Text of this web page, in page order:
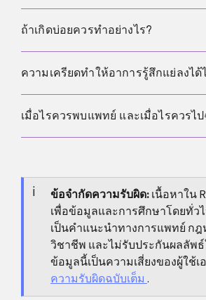
ขึ้นเรื่อย ๆ เป็นสัญญาณที่ควรเข้ารับก
ในรูปแบบชั่วคราวทั่วไปไม่มีข้อบ่งชี้
อื่นร่วมด้วยควรตรวจเพื่อหาสาเหตุที่แ
ถ้าเกิดบ่อยควรทำอย่างไร?
หากเกิดบ่อย เปลี่ยนรูปแบบ หรือรบก
กับการอักเสบหรือภาวะอื่นที่รักษาได้
ความเครียดทำให้อาการรู้สึกแย่ลงได้
ความเครียดอาจทำให้รับรู้ความปวด
เมื่อไรควรพบแพทย์ และเมื่อไรควรไ
อาเจียน บวมเร็ว หรือมีไข้ และควร
นาน ปวดซ้ำ หรืออาการเพิ่มขึ้นแม้พั
ข้อจำกัดความรับผิด:เนื้อหาใน
เพื่อข้อมูลและการศึกษาโดยทั่ว
เป็นคำแนะนำทางการแพทย์ ก
วิชาชีพ และไม่รับประกันผลลัพธ์
ข้อมูลนี้เป็นความเสี่ยงของผู้ใช้เ
ความรับผิดฉบับเต็ม.